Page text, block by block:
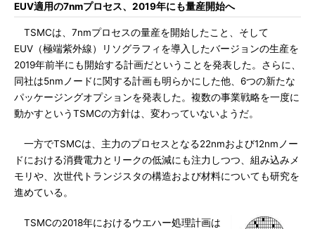
EUV適用の7nmプロセス、2019年にも量産開始へ
TSMCは、7nmプロセスの量産を開始したこと、そして
EUV（極端紫外線）リソグラフィを導入したバージョンの生産を
2019年前半にも開始する計画だということを発表した。さらに、
同社は5nmノードに関する計画も明らかにした他、6つの新たな
パッケージングオプションを発表した。複数の事業戦略を一度に
動かすというTSMCの方針は、変わっていないようだ。
一方でTSMCは、主力のプロセスとなる22nmおよび12nmノー
ドにおける消費電力とリークの低減にも注力しつつ、組み込みメ
モリや、次世代トランジスタの構造および材料についても研究を
進めている。
TSMCの2018年におけるウエハー処理計画は